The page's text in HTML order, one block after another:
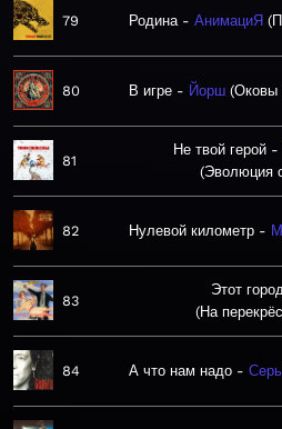
79 Родина АнимациЯ
80 В игре Йорш Оковы
81
Не твой герой
Эволюция
82 Нулевой километр
83
Этот
На
84 А что нам надо